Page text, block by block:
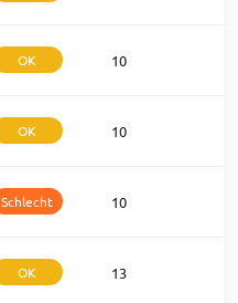
OK 10
OK 10
Schlecht 10
OK 13